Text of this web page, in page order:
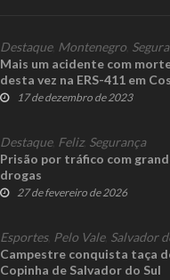
Destaque, Montenegro
Mais um acidente com
desta vez na ERS-411 em
17 de dezembro de 2023
Destaque, Feliz, Segurança
Prisão por tráfico com
drogas
27 de fevereiro de 2026
Esportes, Pelo Vale, Salvador
Campestre conquista taça
Copinha de Salvador do Sul